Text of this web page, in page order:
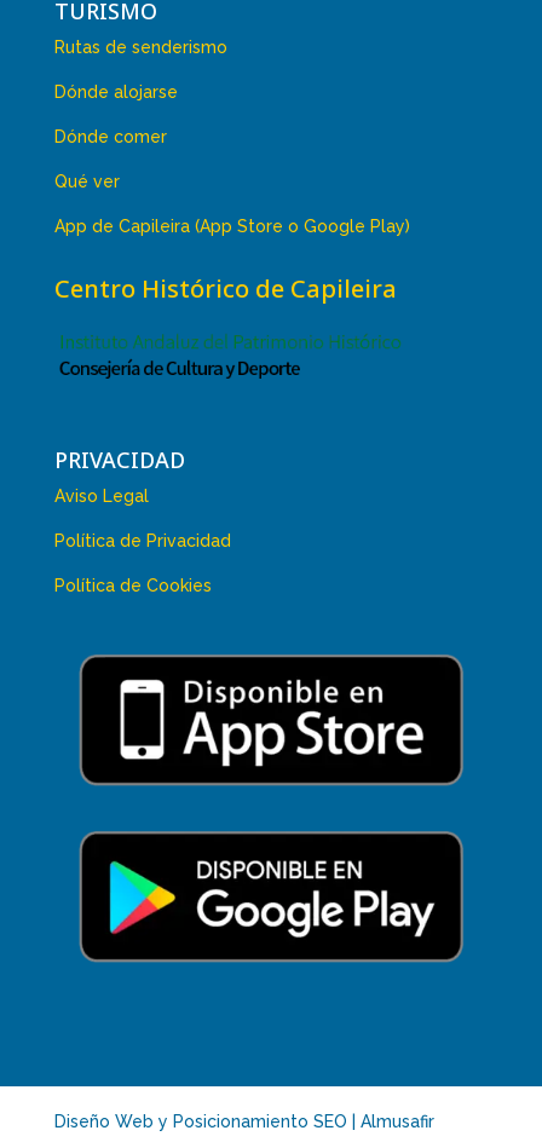
TURISMO
Rutas de senderismo
Dónde alojarse
Dónde comer
Qué ver
App de Capileira (App Store o Google Play)
Centro Histórico de Capileira
PRIVACIDAD
Aviso Legal
Política de Privacidad
Política de Cookies
Diseño Web y Posicionamiento SEO | Almusafir